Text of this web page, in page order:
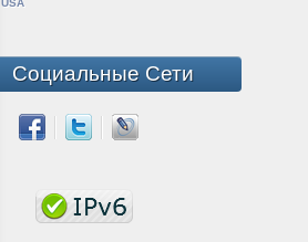
USA
Социальные Сети